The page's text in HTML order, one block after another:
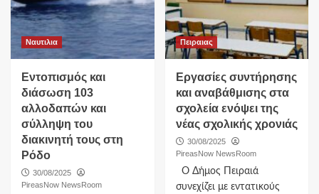
Ναυτιλια
Εντοπισμός και
διάσωση 103
αλλοδαπών και
σύλληψη του
διακινητή τους στη
Ρόδο
30/08/2025
PireasNow NewsRoom
Πειραιας
Eργασίες συντήρησης
και αναβάθμισης στα
σχολεία ενόψει της
νέας σχολικής χρονιάς
30/08/2025
PireasNow NewsRoom
Ο Δήμος Πειραιά
συνεχίζει με εντατικούς